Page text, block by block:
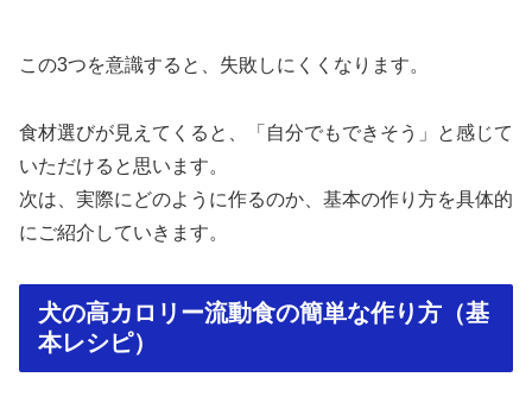
この3つを意識すると、失敗しにくくなります。
食材選びが見えてくると、「自分でもできそう」と感じて
いただけると思います。
次は、実際にどのように作るのか、基本の作り方を具体的
にご紹介していきます。
犬の高カロリー流動食の簡単な作り方（基
本レシピ）